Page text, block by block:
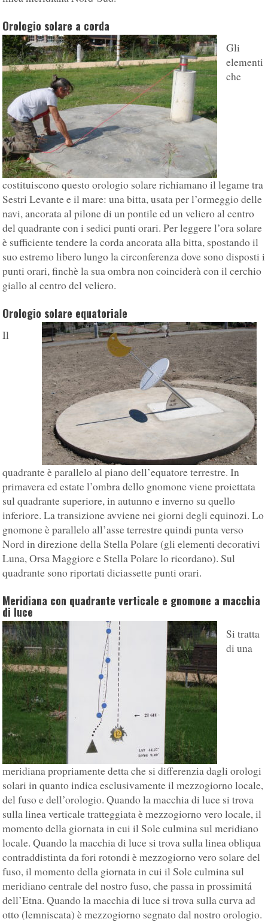
Orologio solare a corda
Gli
elementi
che
costituiscono questo orologio solare richiamano il legame tra
Sestri Levante e il mare: una bitta, usata per l’ormeggio delle
navi, ancorata al pilone di un pontile ed un veliero al centro
del quadrante con i sedici punti orari. Per leggere l’ora solare
è sufficiente tendere la corda ancorata alla bitta, spostando il
suo estremo libero lungo la circonferenza dove sono disposti i
punti orari, finchè la sua ombra non coinciderà con il cerchio
giallo al centro del veliero.
Orologio solare equatoriale
Il
quadrante è parallelo al piano dell’equatore terrestre. In
primavera ed estate l’ombra dello gnomone viene proiettata
sul quadrante superiore, in autunno e inverno su quello
inferiore. La transizione avviene nei giorni degli equinozi. Lo
gnomone è parallelo all’asse terrestre quindi punta verso
Nord in direzione della Stella Polare (gli elementi decorativi
Luna, Orsa Maggiore e Stella Polare lo ricordano). Sul
quadrante sono riportati diciassette punti orari.
Meridiana con quadrante verticale e gnomone a macchia
di luce
Si tratta
di una
meridiana propriamente detta che si differenzia dagli orologi
solari in quanto indica esclusivamente il mezzogiorno locale,
del fuso e dell’orologio. Quando la macchia di luce si trova
sulla linea verticale tratteggiata è mezzogiorno vero locale, il
momento della giornata in cui il Sole culmina sul meridiano
locale. Quando la macchia di luce si trova sulla linea obliqua
contraddistinta da fori rotondi è mezzogiorno vero solare del
fuso, il momento della giornata in cui il Sole culmina sul
meridiano centrale del nostro fuso, che passa in prossimitá
dell’Etna. Quando la macchia di luce si trova sulla curva ad
otto (lemniscata) è mezzogiorno segnato dal nostro orologio.